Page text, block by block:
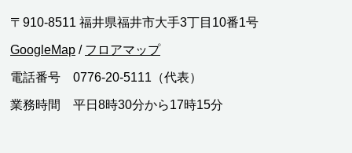
〒910-8511 福井県福井市大手3丁目10番1号
GoogleMap / フロアマップ
電話番号 0776-20-5111（代表）
業務時間 平日8時30分から17時15分